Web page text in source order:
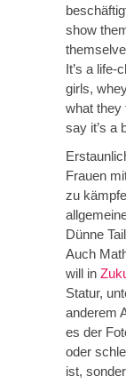
show
It’s a life-
girls,
what they
say it’s a
Frauen
zu
Dünne
Auch
will in
Statur,
anderem
es der
oder
ist,